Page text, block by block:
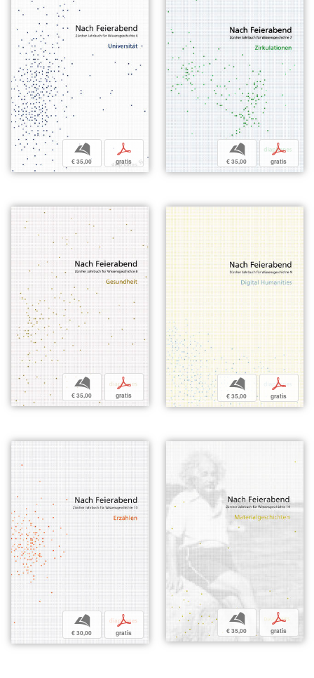
b
€ 35,00
p
gratis
b
€ 35,00
p
gratis
b
€ 35,00
p
gratis
b
€ 35,00
p
gratis
b
€ 30,00
p
gratis
b
€ 35,00
p
gratis